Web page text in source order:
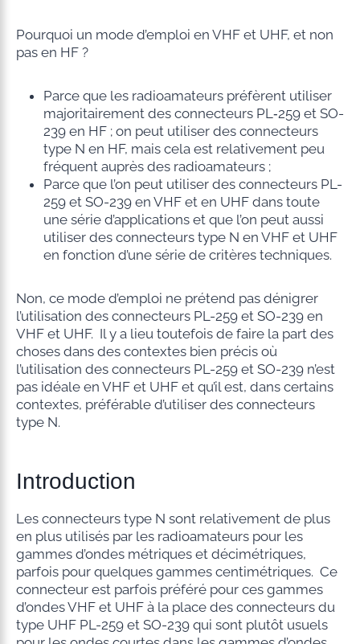
Pourquoi un mode d’emploi en VHF et UHF, et non
pas en HF ?
Parce que les radioamateurs préfèrent utiliser
majoritairement des connecteurs PL‑259 et SO-
239 en HF ; on peut utiliser des connecteurs
type N en HF, mais cela est relativement peu
fréquent auprès des radioamateurs ;
Parce que l’on peut utiliser des connecteurs PL-
259 et SO-239 en VHF et en UHF dans toute
une série d’applications et que l’on peut aussi
utiliser des connecteurs type N en VHF et UHF
en fonction d’une série de critères techniques.
Non, ce mode d’emploi ne prétend pas dénigrer
l’utilisation des connecteurs PL-259 et SO-239 en
VHF et UHF. Il y a lieu toutefois de faire la part des
choses dans des contextes bien précis où
l’utilisation des connecteurs PL-259 et SO-239 n’est
pas idéale en VHF et UHF et qu’il est, dans certains
contextes, préférable d’utiliser des connecteurs
type N.
Introduction
Les connecteurs type N sont relativement de plus
en plus utilisés par les radioamateurs pour les
gammes d’ondes métriques et décimétriques,
parfois pour quelques gammes centimétriques. Ce
connecteur est parfois préféré pour ces gammes
d’ondes VHF et UHF à la place des connecteurs du
type UHF PL-259 et SO-239 qui sont plutôt usuels